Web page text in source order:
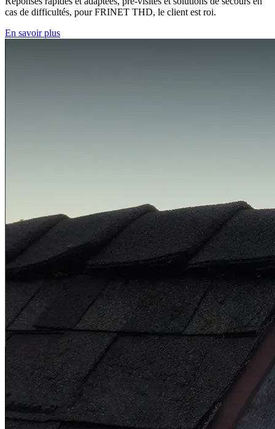
cas de difficultés, pour FRINET THD, le client est roi.
En savoir plus